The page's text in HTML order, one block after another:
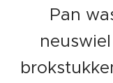
Pan